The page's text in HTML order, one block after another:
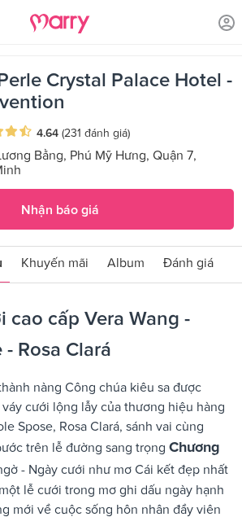
dịch vụ /
Tặng váy cưới cao cấp Vera Wang
Crystal Palace Hotel -
4.64 (231 đánh giá)
Bằng, Phú Mỹ Hưng, Quận 7,
Nhận báo giá
Khuyến mãi Album Đánh giá
cao cấp Vera Wang -
Rosa Clará
nàng Công chúa kiêu sa được
cưới lộng lẫy của thương hiệu hàng
Spose, Rosa Clará, sánh vai cùng
trên lễ đường sang trọng Chương
- Ngày cưới như mơ Cái kết đẹp nhất
lễ cưới trong mơ ghi dấu ngày hạnh
mới về cuộc sống hôn nhân đầy viên